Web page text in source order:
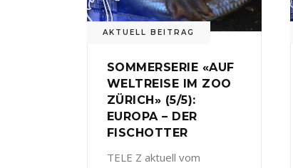
AKTUELL BEITRAG
SOMMERSERIE «AUF
WELTREISE IM ZOO
ZÜRICH» (5/5):
EUROPA – DER
FISCHOTTER
TELE Z aktuell vom